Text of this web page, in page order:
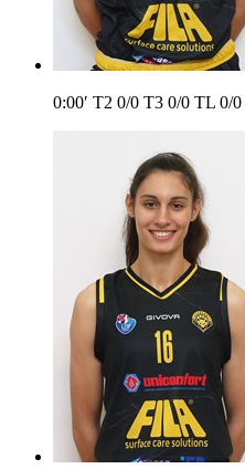
0:00′ T2 0/0 T3 0/0 TL 0/0